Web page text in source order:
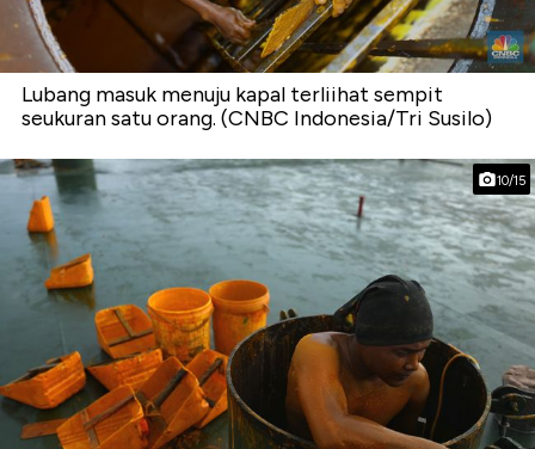
Lubang masuk menuju kapal terliihat sempit
seukuran satu orang. (CNBC Indonesia/Tri Susilo)
10/15